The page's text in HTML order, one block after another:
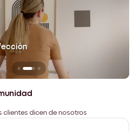
clientes dicen de nosotros